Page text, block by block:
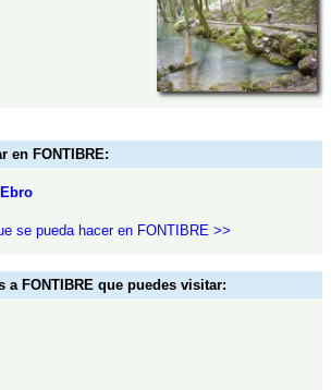
en FONTIBRE:
se pueda hacer en FONTIBRE >>
a FONTIBRE que puedes visitar: